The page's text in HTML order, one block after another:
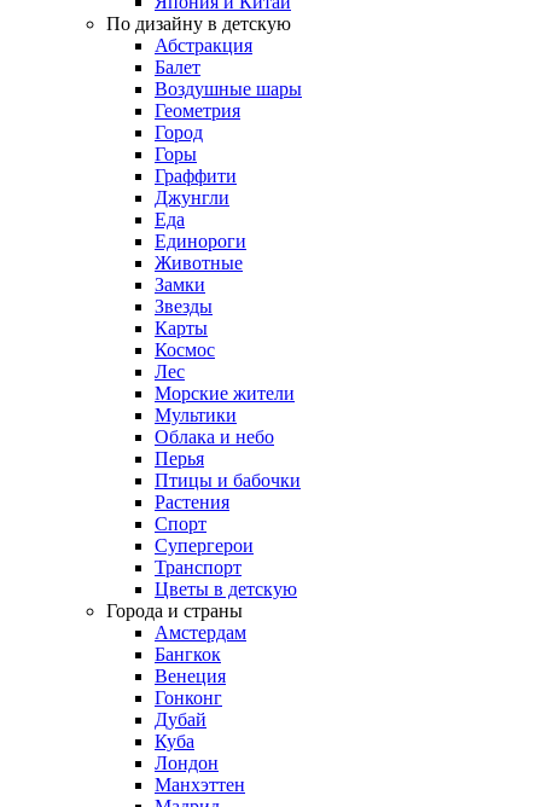
По дизайну в детскую
Абстракция
Балет
Воздушные шары
Геометрия
Город
Горы
Граффити
Джунгли
Еда
Единороги
Животные
Замки
Звезды
Карты
Космос
Лес
Морские жители
Мультики
Облака и небо
Перья
Птицы и бабочки
Растения
Спорт
Супергерои
Транспорт
Цветы в детскую
Города и страны
Амстердам
Бангкок
Венеция
Гонконг
Дубай
Куба
Лондон
Манхэттен